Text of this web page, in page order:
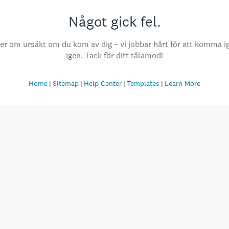
Något gick fel.
om ursäkt om du kom av dig – vi jobbar hårt för att komma
igen. Tack för ditt tålamod!
Home Sitemap Help Center Templates Learn More